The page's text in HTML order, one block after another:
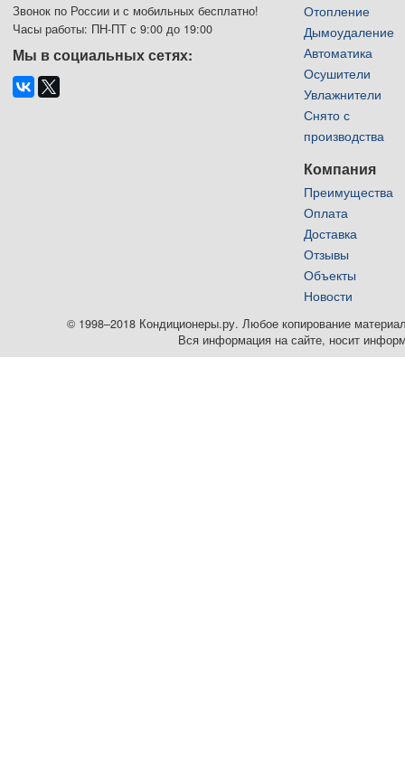
Звонок по России и с мобильных бесплатно!
Часы работы: ПН-ПТ с 9:00 до 19:00
Мы в социальных сетях:
Отопление
Дымоудаление
Автоматика
Осушители
Увлажнители
Снято с
производства
Компания
Преимущества
Оплата
Доставка
Отзывы
Объекты
Новости
© 1998–2018 Кондиционеры.ру. Любое копирование
Вся информация на сайте, носит